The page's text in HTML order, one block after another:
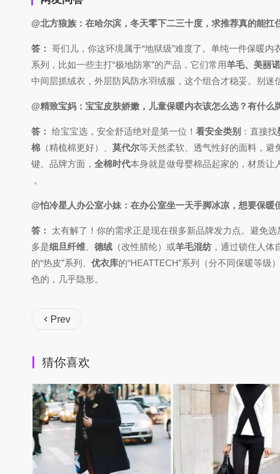
@北方狼族：在哈尔滨，冬天零下二三十度，求推荐真的能扛
答： 哥们儿，你这环境属于“地狱级”难度了。单纯一件保暖
系列，比如一些主打“极地防寒”的产品，它们常用羊毛、美丽
中间层抓绒衣，外层防风防水羽绒服，这个组合才稳妥。别迷
@精致宝妈：宝宝皮肤娇嫩，儿童保暖内衣该怎么选？有什么
答： 给宝宝选，安全舒适绝对是第一位！ 看安全类别 ：直接找
棉 （精梳棉更好）、 莫代尔等天然柔软、透气性好的面料，避
键。品牌方面， 全棉时代本身就是做母婴棉品起家的，材质让
。
@怕冷星人办公室小妹：在办公室坐一天手脚冰凉，想要保暖
答： 太有解了！你的需求正是现在很多新品牌发力点。避免
多是细旦纤维 德绒 （改性腈纶）或羊毛混纺 ，通过锁住人
的“热皮”系列、 优衣库的“HEATTECH”系列（分不同保暖等级
色的，几乎隐形。
Prev
猜你喜欢